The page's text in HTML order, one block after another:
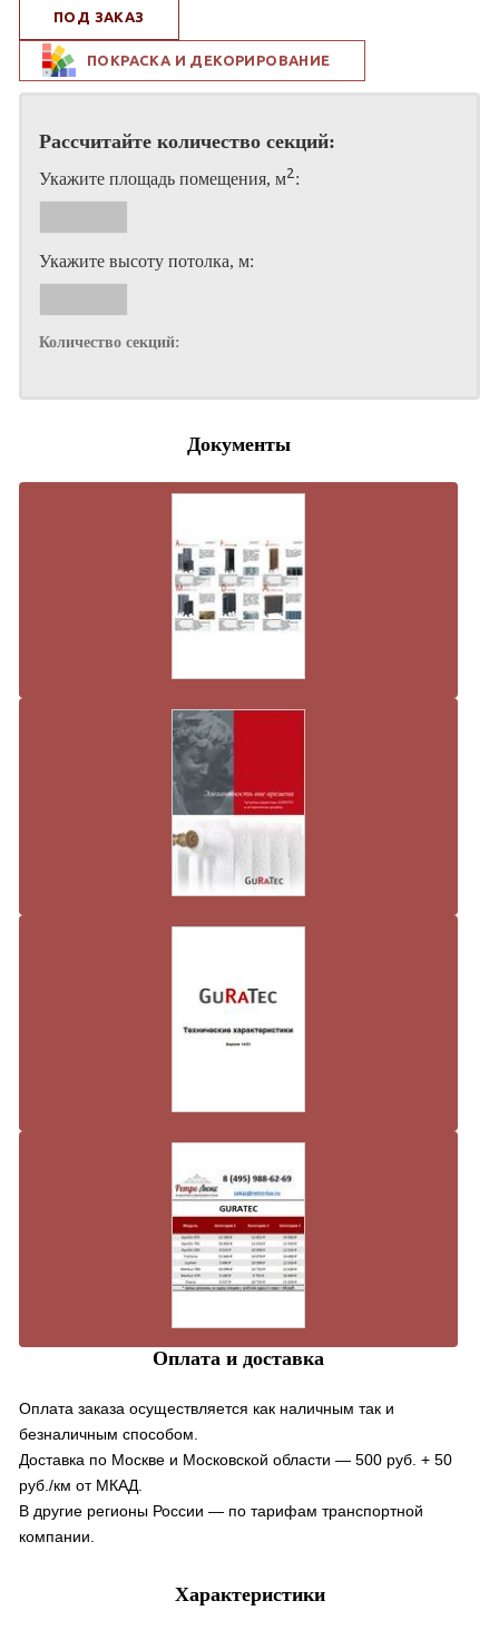
ПОД ЗАКАЗ
ПОКРАСКА И ДЕКОРИРОВАНИЕ
Рассчитайте количество секций:
Укажите площадь помещения, м2 :
Укажите высоту потолка, м:
Количество секций:
Документы
Оплата и доставка
Оплата заказа осуществляется как наличным так и
безналичным способом.
Доставка по Москве и Московской области — 500 руб. + 50
руб./км от МКАД.
В другие регионы России — по тарифам транспортной
компании.
Характеристики